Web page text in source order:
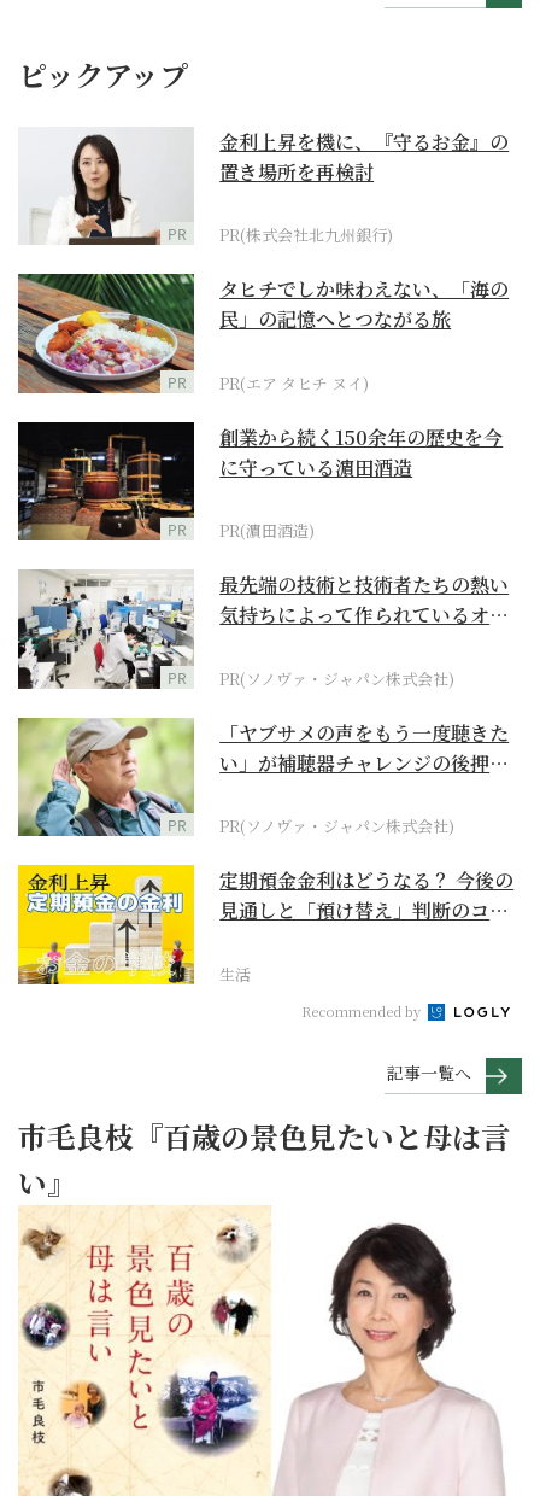
ピックアップ
PR
金利上昇を機に、『守るお金』の
置き場所を再検討
PR(株式会社北九州銀行)
PR
タヒチでしか味わえない、「海の
民」の記憶へとつながる旅
PR(エア タヒチ ヌイ)
PR
創業から続く150余年の歴史を今
に守っている濵田酒造
PR(濵田酒造)
PR
最先端の技術と技術者たちの熱い
気持ちによって作られているオー
PR(ソノヴァ・ジャパン株式会社)
PR
「ヤブサメの声をもう一度聴きた
い」が補聴器チャレンジの後押し
PR(ソノヴァ・ジャパン株式会社)
定期預金金利はどうなる？ 今後の
見通しと「預け替え」判断のコツ
生活
Recommended by
記事一覧へ
市毛良枝『百歳の景色見たいと母は言
い』